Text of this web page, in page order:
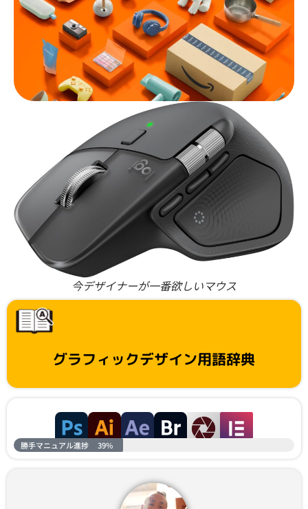
今デザイナーが一番欲しいマウス
グラフィックデザイン用語辞典
勝手マニュアル進捗 39%